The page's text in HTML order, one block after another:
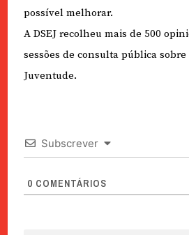
possível melhorar.
A DSEJ recolheu mais de 500
sessões de consulta pública
Juventude.
Subscrever
0 COMENTÁRIOS